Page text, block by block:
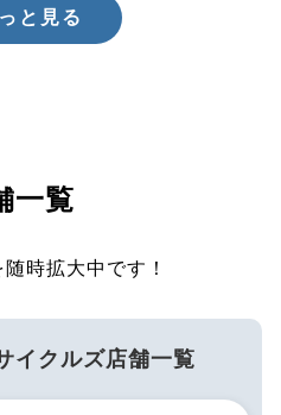
と見る
一覧
時拡大中です！
イクルズ店舗一覧